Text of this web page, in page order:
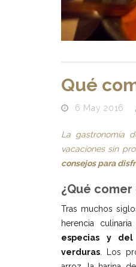
Qué
6 May 2016
La gastronomía
vacaciones sin
consejos para
¿Qué comer
Tras muchos
herencia
especias y
verduras . Los